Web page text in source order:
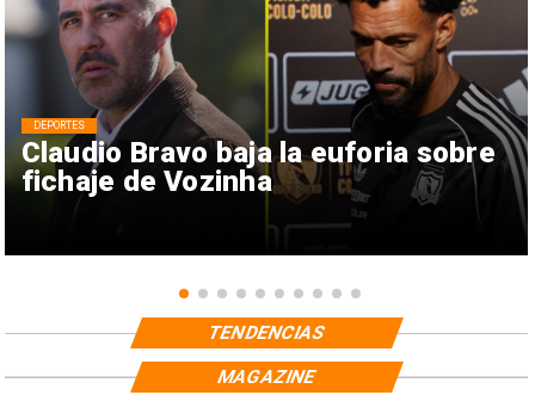
Claudio Bravo baja la euforia sobre
fichaje de Vozinha
DEPORTES
TENDENCIAS
MAGAZINE